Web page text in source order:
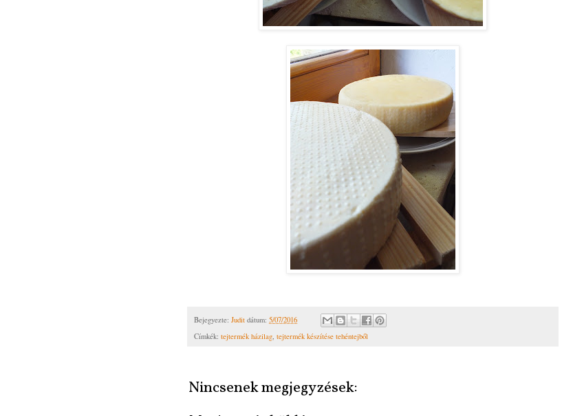
Bejegyezte: Judit dátum: 5/07/2016
Címkék: tejtermék házilag, tejtermék készítése tehéntejből
Nincsenek megjegyzések: